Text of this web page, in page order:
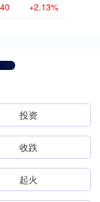
+2.13%
投资
收跌
起火